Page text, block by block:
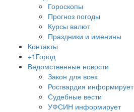
Гороскопы
Прогноз погоды
Курсы валют
Праздники и именины
Контакты
+1Город
Ведомственные новости
Закон для всех
Росгвардия информирует
Судебные вести
УФСИН информирует